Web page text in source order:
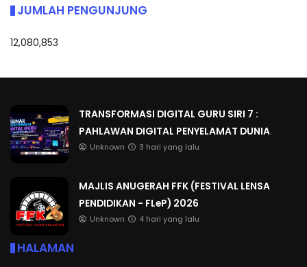
JUMLAH PENGUNJUNG
12,080,853
TRANSFORMASI DIGITAL GURU SIRI 7 :
PAHLAWAN DIGITAL PENYELAMAT DUNIA
Unknown 3 hari yang lalu
MAJLIS ANUGERAH FFK (FESTIVAL LENSA
PENDIDIKAN - FLeP) 2026
Unknown 4 hari yang lalu
HALAMAN